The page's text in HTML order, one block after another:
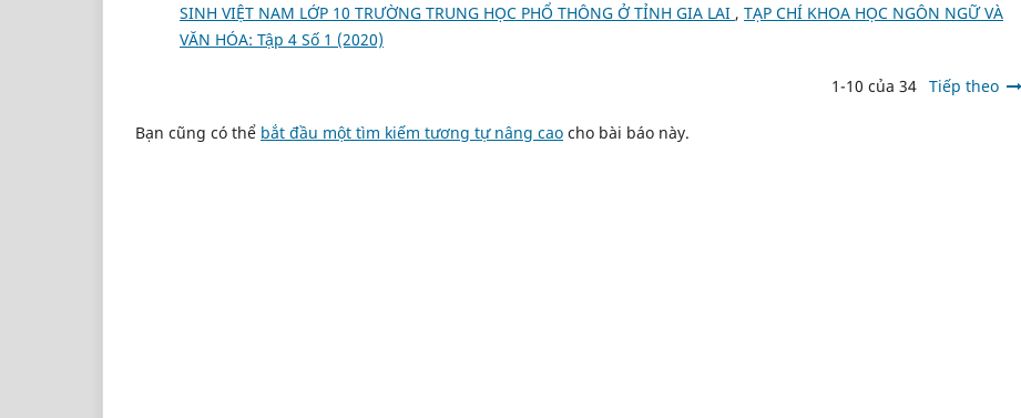
SINH VIỆT NAM LỚP 10 TRƯỜNG TRUNG HỌC PHỔ THÔNG Ở TỈNH GIA LAI , TẠP CHÍ KHOA HỌC NGÔN NGỮ VÀ
VĂN HÓA: Tập 4 Số 1 (2020)
1-10 của 34 Tiếp theo
Bạn cũng có thể bắt đầu một tìm kiếm tương tự nâng cao cho bài báo này.